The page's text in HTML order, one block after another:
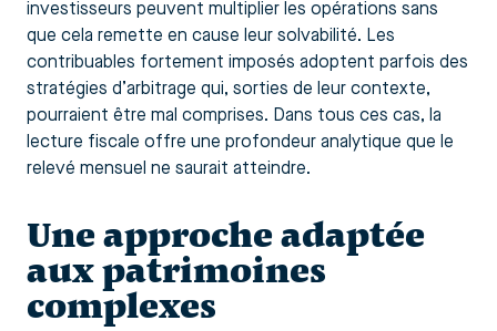
investisseurs peuvent multiplier les opérations sans
que cela remette en cause leur solvabilité. Les
contribuables fortement imposés adoptent parfois des
stratégies d’arbitrage qui, sorties de leur contexte,
pourraient être mal comprises. Dans tous ces cas, la
lecture fiscale offre une profondeur analytique que le
relevé mensuel ne saurait atteindre.
Une approche adaptée
aux patrimoines
complexes